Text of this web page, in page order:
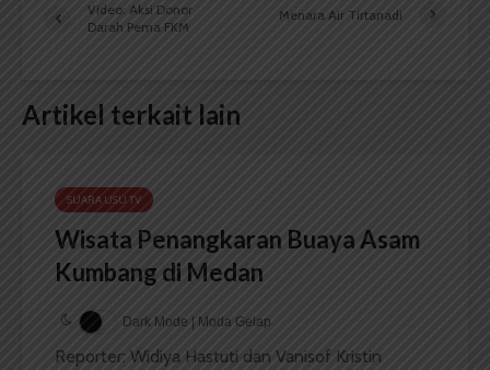
Video: Aksi Donor
Darah Pema FKM
Menara Air Tirtanadi
Artikel terkait lain
SUARA USU TV
Wisata Penangkaran Buaya Asam
Kumbang di Medan
Dark Mode | Moda Gelap
Reporter: Widiya Hastuti dan Vanisof Kristin